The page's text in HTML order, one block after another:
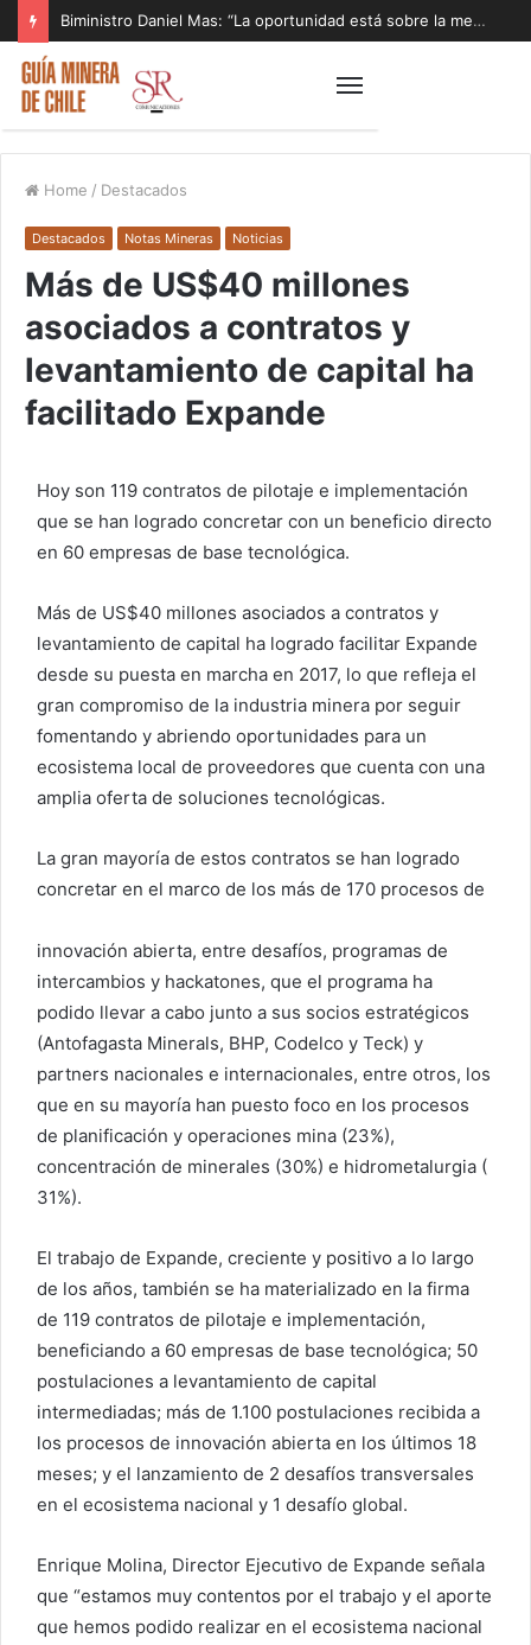
Biministro Daniel Mas: “La oportunidad está sobre la mesa y tenemos que aprovecharla”
Home / Destacados
Destacados Notas Mineras Noticias
Más de US$40 millones
asociados a contratos y
levantamiento de capital ha
facilitado Expande
Hoy son 119 contratos de pilotaje e implementación
que se han logrado concretar con un beneficio directo
en 60 empresas de base tecnológica.
Más de US$40 millones asociados a contratos y
levantamiento de capital ha logrado facilitar Expande
desde su puesta en marcha en 2017, lo que refleja el
gran compromiso de la industria minera por seguir
fomentando y abriendo oportunidades para un
ecosistema local de proveedores que cuenta con una
amplia oferta de soluciones tecnológicas.
La gran mayoría de estos contratos se han logrado
concretar en el marco de los más de 170 procesos de
innovación abierta, entre desafíos, programas de
intercambios y hackatones, que el programa ha
podido llevar a cabo junto a sus socios estratégicos
(Antofagasta Minerals, BHP, Codelco y Teck) y
partners nacionales e internacionales, entre otros, los
que en su mayoría han puesto foco en los procesos
de planificación y operaciones mina (23%),
concentración de minerales (30%) e hidrometalurgia (
31%).
El trabajo de Expande, creciente y positivo a lo largo
de los años, también se ha materializado en la firma
de 119 contratos de pilotaje e implementación,
beneficiando a 60 empresas de base tecnológica; 50
postulaciones a levantamiento de capital
intermediadas; más de 1.100 postulaciones recibida a
los procesos de innovación abierta en los últimos 18
meses; y el lanzamiento de 2 desafíos transversales
en el ecosistema nacional y 1 desafío global.
Enrique Molina, Director Ejecutivo de Expande señala
que “estamos muy contentos por el trabajo y el aporte
que hemos podido realizar en el ecosistema nacional